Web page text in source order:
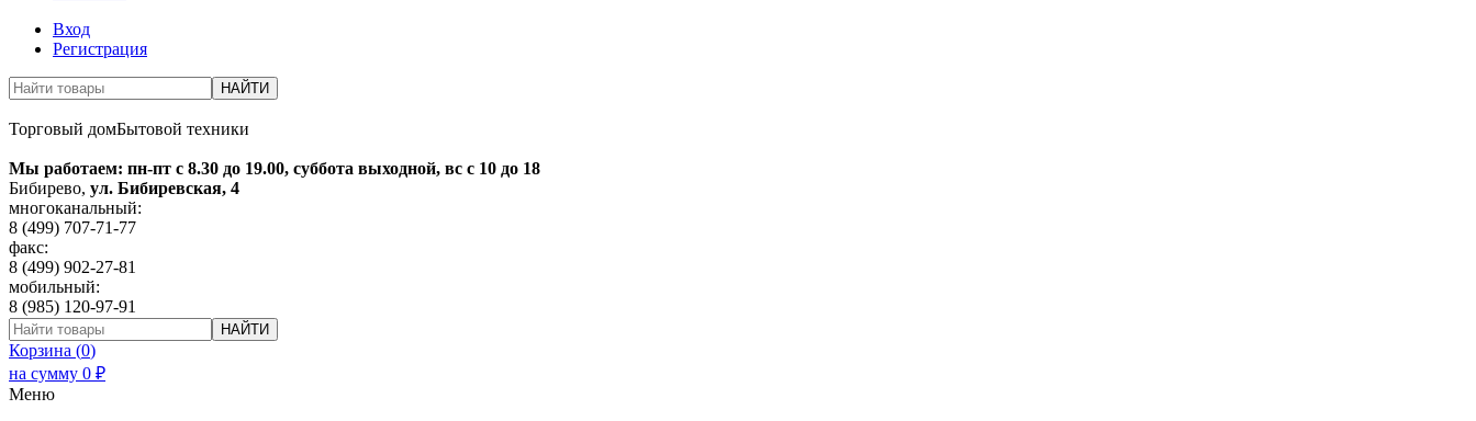
Вход
Регистрация
НАЙТИ
Торговый домБытовой техники
Мы работаем: пн-пт с 8.30 до 19.00, суббота выходной, вс с 10 до 18
Бибирево, ул. Бибиревская, 4
многоканальный:
8 (499) 707-71-77
факс:
8 (499) 902-27-81
мобильный:
8 (985) 120-97-91
НАЙТИ
Корзина (0)
на сумму 0 ₽
Меню